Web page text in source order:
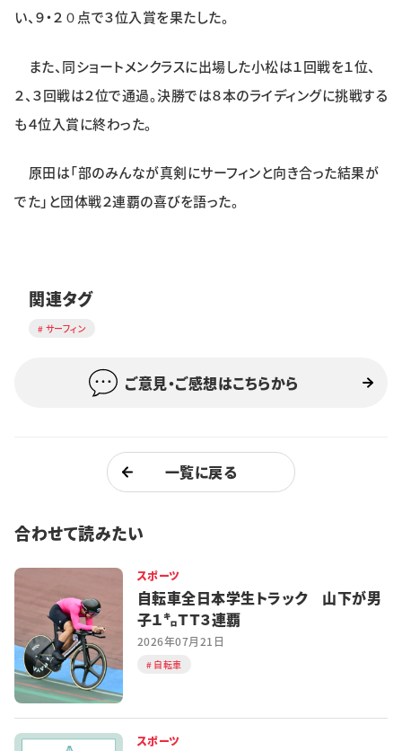
い、９・２０点で３位入賞を果たした。
また、同ショートメンクラスに出場した小松は１回戦を１位、
２、３回戦は２位で通過。決勝では８本のライディングに挑戦する
も４位入賞に終わった。
原田は「部のみんなが真剣にサーフィンと向き合った結果が
でた」と団体戦２連覇の喜びを語った。
関連タグ
サーフィン
ご意見・ご感想はこちらから
一覧に戻る
合わせて読みたい
スポーツ
自転車全日本学生トラック 山下が男
子１㌔ＴＴ３連覇
2026年07月21日
自転車
スポーツ